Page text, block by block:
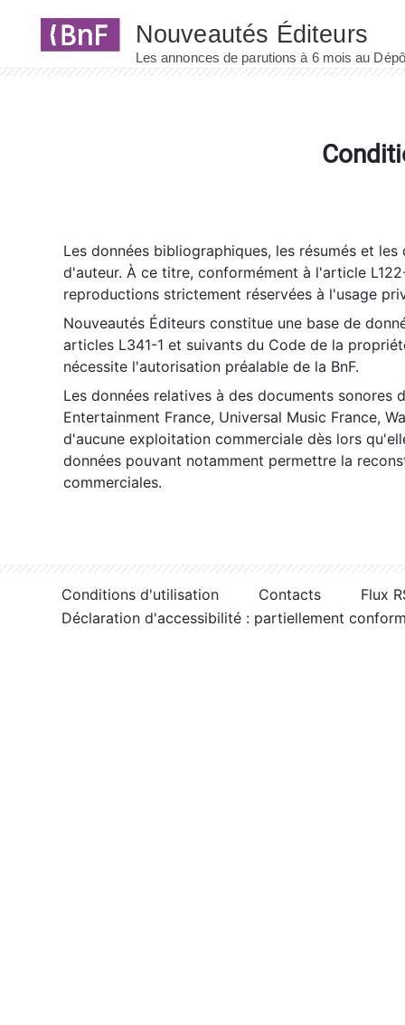
Les données bibliographiques, les résumés et
d'auteur. À ce titre, conformément à l'article
reproductions strictement réservées à l'usage
Nouveautés Éditeurs constitue une base de
articles L341-1 et suivants du Code de la
nécessite l'autorisation préalable de la BnF.
Les données relatives à des documents sonores
Entertainment France, Universal Music France,
d'aucune exploitation commerciale dès lors
données pouvant notamment permettre la
commerciales.
Conditions d'utilisation Contacts
Flux
Déclaration d'accessibilité : partiellement